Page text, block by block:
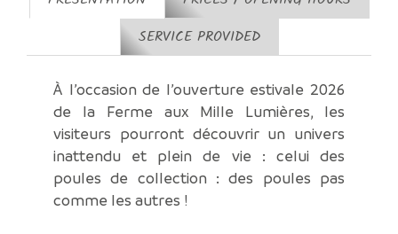
SERVICE PROVIDED
À l’occasion de l’ouverture estivale 2026
de la Ferme aux Mille Lumières, les
visiteurs pourront découvrir un univers
inattendu et plein de vie : celui des
poules de collection : des poules pas
comme les autres !